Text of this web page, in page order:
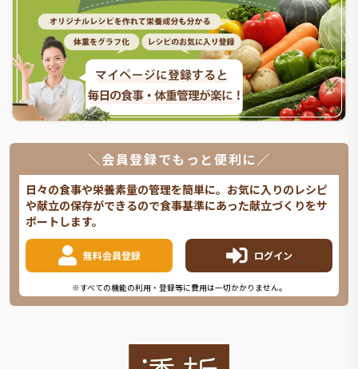
＼会員登録でもっと便利に／
日々の食事や栄養素量の管理を簡単に。お気に入りのレシピ
や献立の保存ができるので食事基準にあった献立づくりをサ
ポートします。
無料会員登録 ログイン
※すべての機能の利用・登録等に費用は一切かかりません。